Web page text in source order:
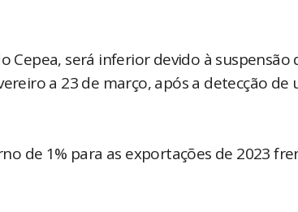
será inferior devido à suspensão
a 23 de março, após a detecção de
de 1% para as exportações de 2023